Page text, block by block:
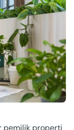
pemilik properti